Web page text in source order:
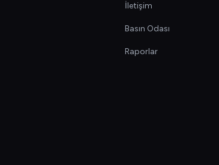
İletişim
Basın Odası
Raporlar